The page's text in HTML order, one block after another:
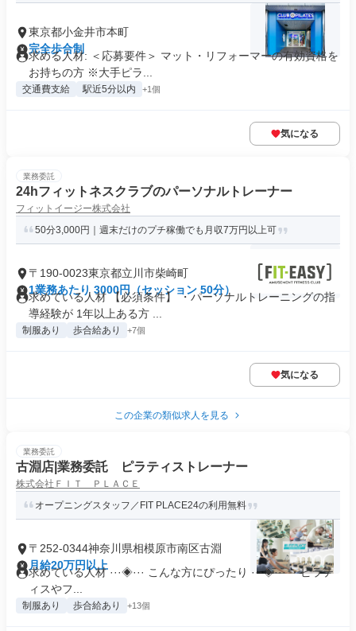
東京都小金井市本町
完全歩合制
求める人材: ＜応募要件＞ マット・リフォーマーの有効資格を
お持ちの方 ※大手ピラ...
交通費支給 駅近5分以内 +1個
気になる
業務委託
24hフィットネスクラブのパーソナルトレーナー
フィットイージー株式会社
50分3,000円｜週末だけのプチ稼働でも月収7万円以上可
〒190-0023東京都立川市柴崎町
1業務あたり 3000円（セッション 50分）
求めている人材 【必須条件】 ・パーソナルトレーニングの指
導経験が 1年以上ある方 ...
制服あり 歩合給あり +7個
気になる
この企業の類似求人を見る
業務委託
古淵店|業務委託 ピラティストレーナー
株式会社ＦＩＴ ＰＬＡＣＥ
オープニングスタッフ／FIT PLACE24の利用無料
〒252-0344神奈川県相模原市南区古淵
月給20万円以上
求めている人材 ···◈··· こんな方にぴったり ···◈··· ・ピラテ
ィスやフ...
制服あり 歩合給あり +13個